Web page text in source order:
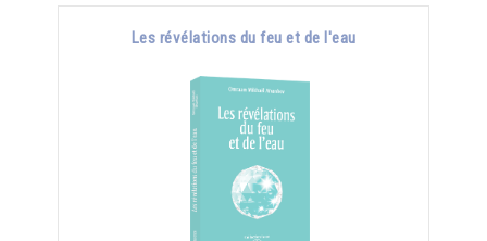
Les révélations du feu et de l'eau